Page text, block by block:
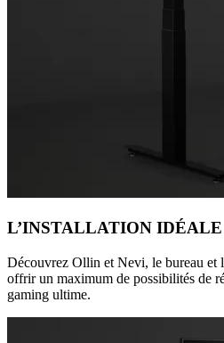
L’INSTALLATION IDÉALE
Découvrez Ollin et Nevi, le bureau et
offrir un maximum de possibilités de
gaming ultime.